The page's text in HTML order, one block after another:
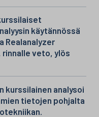
käytännössä
Realanalyzer
veto, ylös
kurssilainen analysoi
tietojen pohjalta